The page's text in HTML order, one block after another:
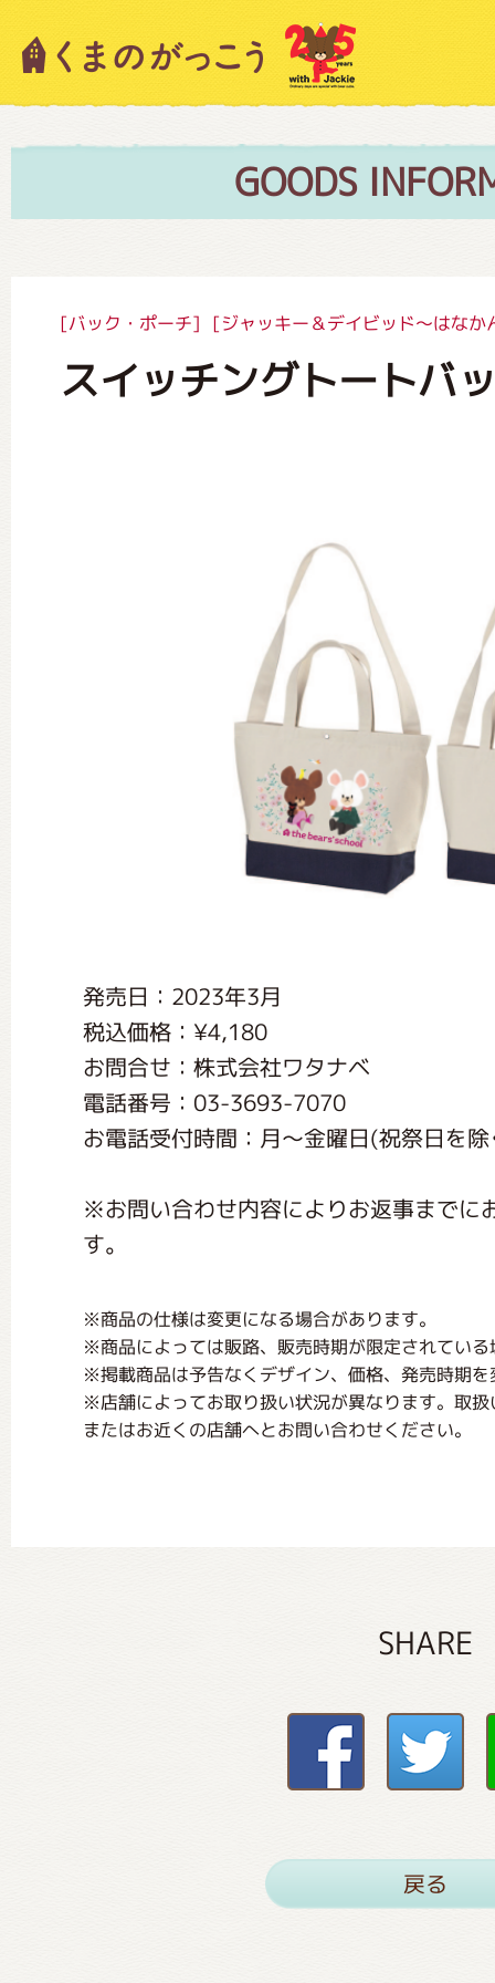
GOODS
[バック・ポーチ] [ジャッキー＆デイビッド～はなか
スイッチングトートバ
発売日：2023年3月
税込価格：¥4,180
お問合せ：株式会社ワタナベ
電話番号：03-3693-7070
お電話受付時間：月〜金曜日(祝祭日を
※お問い合わせ内容によりお返事までに
す。
※商品の仕様は変更になる場合があります。
※商品によっては販路、販売時期が限定されてい
※掲載商品は予告なくデザイン、価格、発売時期
※店舗によってお取り扱い状況が異なります。取
またはお近くの店舗へとお問い合わせください。
SHARE
戻る
キャラクター紹介
絵本・作家紹介
グッズインフォメーション
ミュージカル・コンサート
おたのしみコンテンツ(クイズ・
チア ジャッキーズ！
くまのがっこう しょくいんしつ
くまのがっこう 家庭科部